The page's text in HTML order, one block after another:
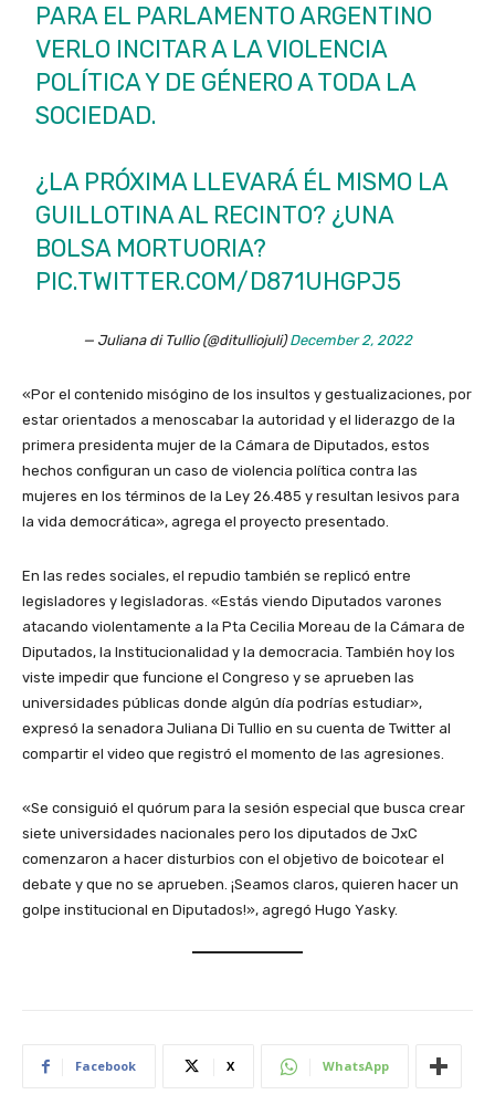
PARA EL PARLAMENTO ARGENTINO
VERLO INCITAR A LA VIOLENCIA
POLÍTICA Y DE GÉNERO A TODA LA
SOCIEDAD.
¿LA PRÓXIMA LLEVARÁ ÉL MISMO LA
GUILLOTINA AL RECINTO? ¿UNA
BOLSA MORTUORIA?
PIC.TWITTER.COM/D871UHGPJ5
— Juliana di Tullio (@ditulliojuli)December 2, 2022
«Por el contenido misógino de los insultos y gestualizaciones, por
estar orientados a menoscabar la autoridad y el liderazgo de la
primera presidenta mujer de la Cámara de Diputados, estos
hechos configuran un caso de violencia política contra las
mujeres en los términos de la Ley 26.485 y resultan lesivos para
la vida democrática», agrega el proyecto presentado.
En las redes sociales, el repudio también se replicó entre
legisladores y legisladoras. «Estás viendo Diputados varones
atacando violentamente a la Pta Cecilia Moreau de la Cámara de
Diputados, la Institucionalidad y la democracia. También hoy los
viste impedir que funcione el Congreso y se aprueben las
universidades públicas donde algún día podrías estudiar»,
expresó la senadora Juliana Di Tullio en su cuenta de Twitter al
compartir el video que registró el momento de las agresiones.
«Se consiguió el quórum para la sesión especial que busca crear
siete universidades nacionales pero los diputados de JxC
comenzaron a hacer disturbios con el objetivo de boicotear el
debate y que no se aprueben. ¡Seamos claros, quieren hacer un
golpe institucional en Diputados!», agregó Hugo Yasky.
Facebook X WhatsApp